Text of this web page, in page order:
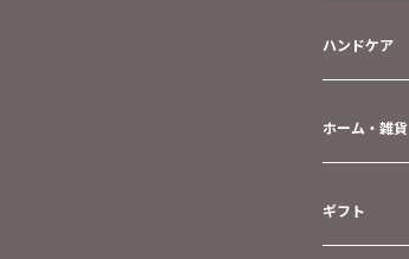
ハンドケア
ホーム・雑貨
ギフト